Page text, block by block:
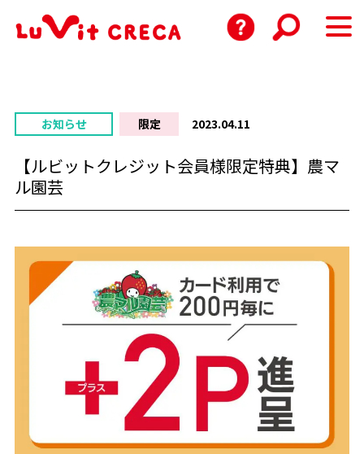
お知らせ 限定 2023.04.11
【ルビットクレジット会員様限定特典】農マ
ル園芸